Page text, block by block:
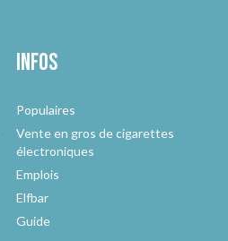
Infos
Populaires
Vente en gros de cigarettes
électroniques
Emplois
Elfbar
Guide